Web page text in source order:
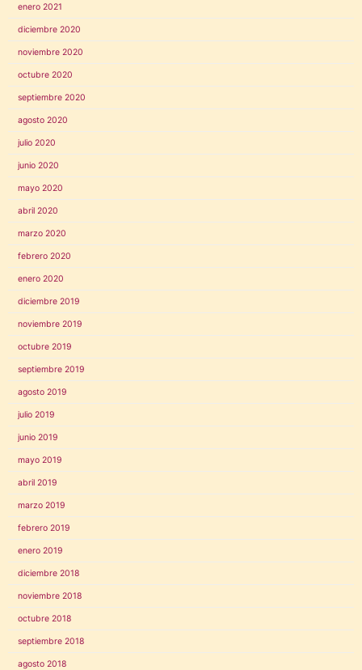
enero 2021
diciembre 2020
noviembre 2020
octubre 2020
septiembre 2020
agosto 2020
julio 2020
junio 2020
mayo 2020
abril 2020
marzo 2020
febrero 2020
enero 2020
diciembre 2019
noviembre 2019
octubre 2019
septiembre 2019
agosto 2019
julio 2019
junio 2019
mayo 2019
abril 2019
marzo 2019
febrero 2019
enero 2019
diciembre 2018
noviembre 2018
octubre 2018
septiembre 2018
agosto 2018